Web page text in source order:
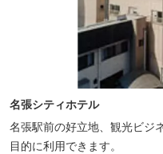
名張シティホテル
名張駅前の好立地、観光ビジ
目的に利用できます。